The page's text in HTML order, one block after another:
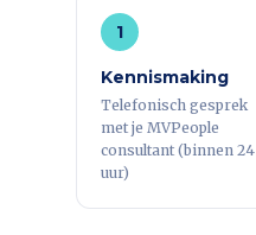
1
Kennismaking
Telefonisch gesprek
met je MVPeople
consultant (binnen 24
uur)